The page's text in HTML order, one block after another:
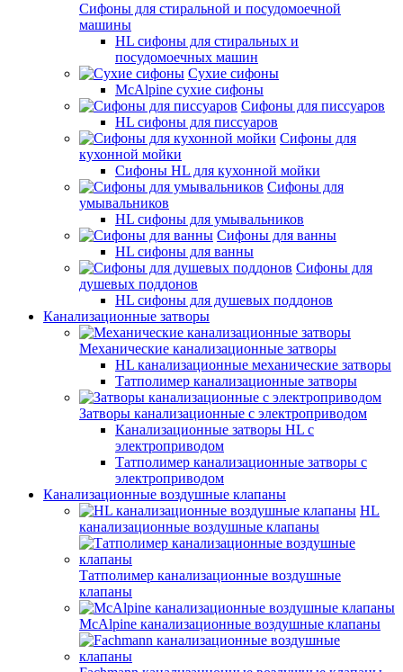
Сифоны для стиральной и посудомоечной
машины
HL сифоны для стиральных и
посудомоечных машин
Сухие сифоны
McAlpine сухие сифоны
Сифоны для писсуаров
HL сифоны для писсуаров
Сифоны для
кухонной мойки
Сифоны HL для кухонной мойки
Сифоны для
умывальников
HL сифоны для умывальников
Сифоны для ванны
HL сифоны для ванны
Сифоны для
душевых поддонов
HL сифоны для душевых поддонов
Канализационные затворы
Механические канализационные затворы
HL канализационные механические затворы
Татполимер канализационные затворы
Затворы канализационные с электроприводом
Канализационные затворы HL с
электроприводом
Татполимер канализационные затворы с
электроприводом
Канализационные воздушные клапаны
HL
канализационные воздушные клапаны
Татполимер канализационные воздушные
клапаны
McAlpine канализационные воздушные клапаны